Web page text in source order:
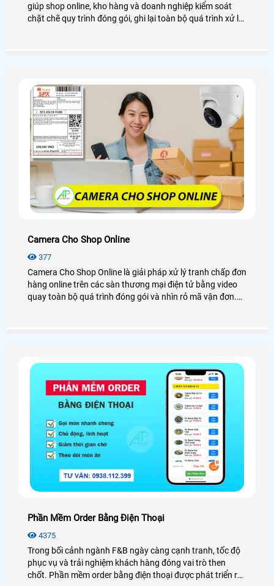
giúp shop online, kho hàng và doanh nghiệp kiểm soát
chặt chẽ quy trình đóng gói, ghi lại toàn bộ quá trình xử lý
Camera Cho Shop Online
377
Camera Cho Shop Online là giải pháp xử lý tranh chấp đơn
hàng online trên các sàn thương mại điện tử bằng video
quay toàn bộ quá trình đóng gói và nhìn rỏ mã vận đơn.
Phần Mềm Order Bằng Điện Thoại
4375
Trong bối cảnh ngành F&B ngày càng cạnh tranh, tốc độ
phục vụ và trải nghiệm khách hàng đóng vai trò then
chốt. Phần mềm order bằng điện thoại được phát triển ra